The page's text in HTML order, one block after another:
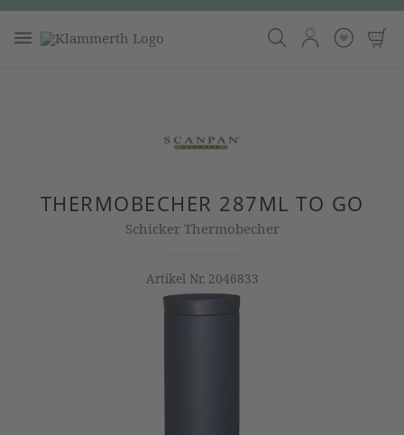
THERMOBECHER 287ML TO GO
Schicker Thermobecher
Artikel Nr. 2046833
Bildergalerie überspringen